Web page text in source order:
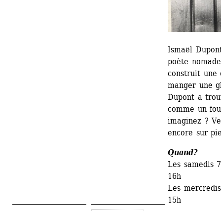
Ismaël
poète
construit
manger une
Dupont a
comme un
imaginez ?
encore sur
Quand?
Les samedis
16h
Les
15h